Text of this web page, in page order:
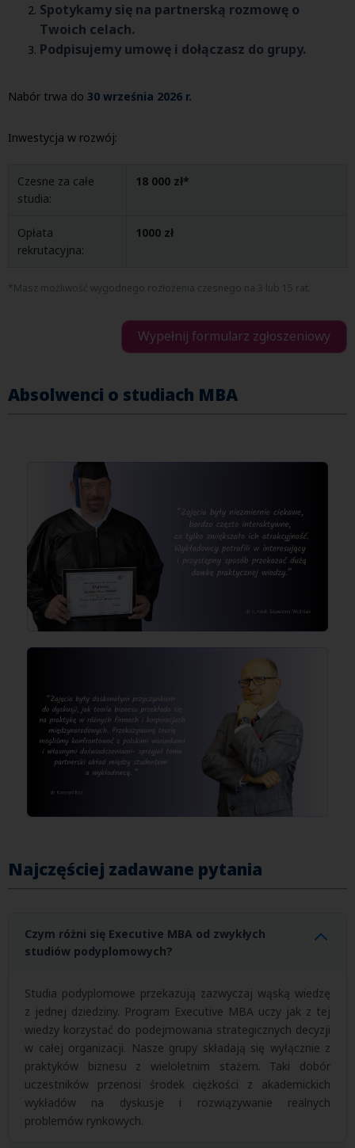
Spotykamy się na partnerską rozmowę o
Twoich celach.
Podpisujemy umowę i dołączasz do grupy.
Nabór trwa do 30 września 2026 r.
Inwestycja w rozwój:
Czesne za całe
studia:
18 000 zł*
Opłata
rekrutacyjna:
1000 zł
*Masz możliwość wygodnego rozłożenia czesnego na 3 lub 15 rat.
Wypełnij formularz zgłoszeniowy
Absolwenci o studiach MBA
Najczęściej zadawane pytania
Czym różni się Executive MBA od zwykłych
studiów podyplomowych?
Studia podyplomowe przekazują zazwyczaj wąską wiedzę
z jednej dziedziny. Program Executive MBA uczy jak z tej
wiedzy korzystać do podejmowania strategicznych decyzji
w całej organizacji. Nasze grupy składają się wyłącznie z
praktyków biznesu z wieloletnim stażem. Taki dobór
uczestników przenosi środek ciężkości z akademickich
wykładów na dyskusje i rozwiązywanie realnych
problemów rynkowych.